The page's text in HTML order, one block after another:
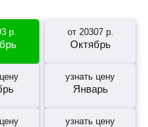
р. от 20307р.
Октябрь
узнать цену
Январь
узнать цену